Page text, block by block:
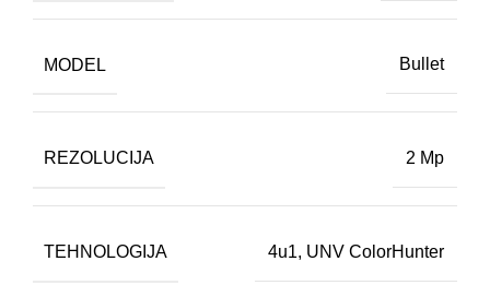
MODEL Bullet
REZOLUCIJA 2 Mp
TEHNOLOGIJA 4u1, UNV ColorHunter